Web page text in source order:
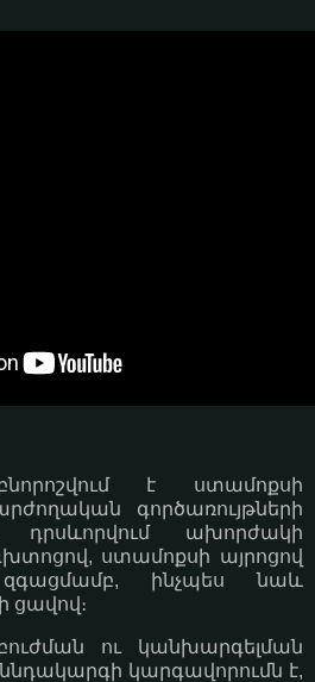
է ստամոքսի
գործառույթների
ախորժակի
ստամոքսի այրոցով
ինչպես նաև
ցավով։
ու կանխարգելման
կարգավորումն է,